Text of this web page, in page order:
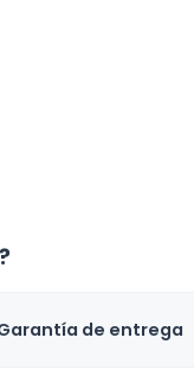
de entrega